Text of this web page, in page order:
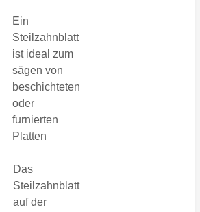
Ein
Steilzahnblatt
ist ideal zum
sägen von
beschichteten
oder
furnierten
Platten
Das
Steilzahnblatt
auf der